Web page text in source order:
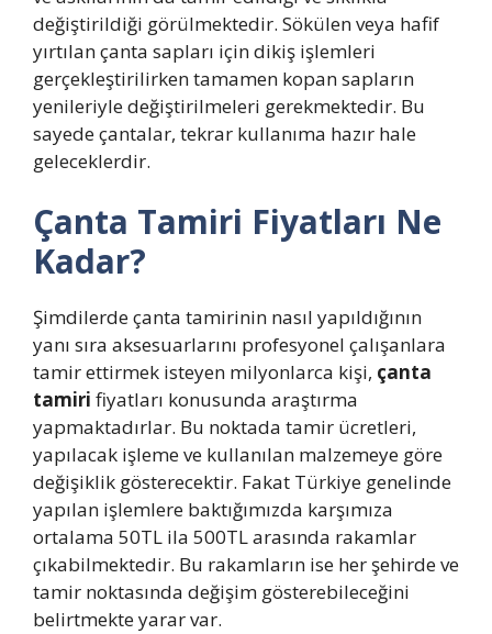
değiştirildiği görülmektedir. Sökülen veya hafif
yırtılan çanta sapları için dikiş işlemleri
gerçekleştirilirken tamamen kopan sapların
yenileriyle değiştirilmeleri gerekmektedir. Bu
sayede çantalar, tekrar kullanıma hazır hale
geleceklerdir.
Çanta Tamiri Fiyatları Ne
Kadar?
Şimdilerde çanta tamirinin nasıl yapıldığının
yanı sıra aksesuarlarını profesyonel çalışanlara
tamir ettirmek isteyen milyonlarca kişi, çanta
tamiri fiyatları konusunda araştırma
yapmaktadırlar. Bu noktada tamir ücretleri,
yapılacak işleme ve kullanılan malzemeye göre
değişiklik gösterecektir. Fakat Türkiye genelinde
yapılan işlemlere baktığımızda karşımıza
ortalama 50TL ila 500TL arasında rakamlar
çıkabilmektedir. Bu rakamların ise her şehirde ve
tamir noktasında değişim gösterebileceğini
belirtmekte yarar var.